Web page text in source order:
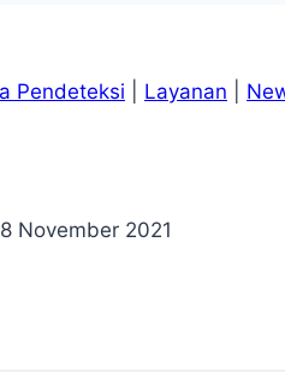
Pendeteksi Layanan
November 2021